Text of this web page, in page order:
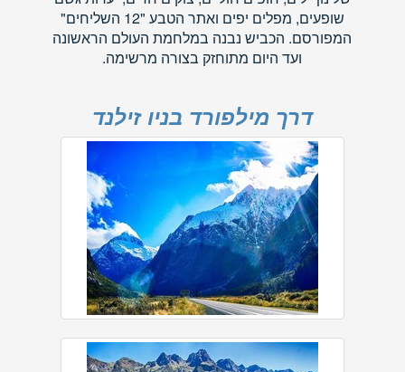
שופעים, מפלים יפים ואתר הטבע "12 השליחים"
המפורסם. הכביש נבנה במלחמת העולם הראשונה
ועד היום מתוחזק בצורה מרשימה.
דרך מילפורד בניו זילנד